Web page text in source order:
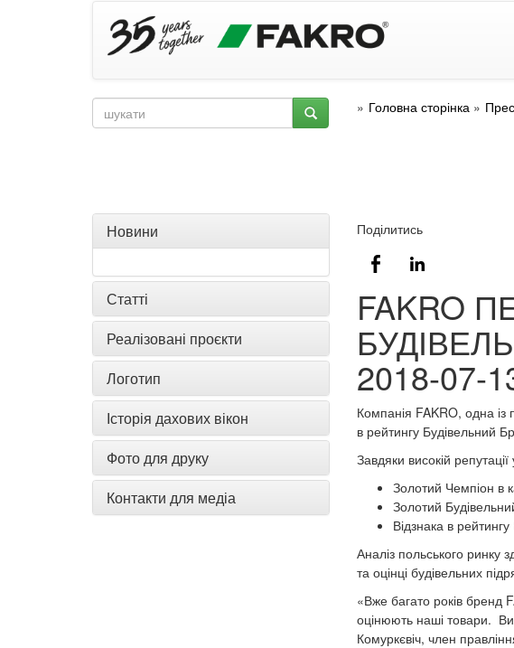
Головна сторінка
Новини
Статті
Реалізовані проєкти
Логотип
Історія дахових вікон
Фото для друку
Контакти для медіа
Поділитись
FAKRO
2018-07-
Компанія FAKRO, одна із
в рейтингу Будівельний
Завдяки високій
Золотий Чемпіон в
Золотий
Відзнака в
Аналіз польського ринку
та оцінці будівельних
«Вже багато років бренд
оцінюють наші товари.
Комуркєвіч, член